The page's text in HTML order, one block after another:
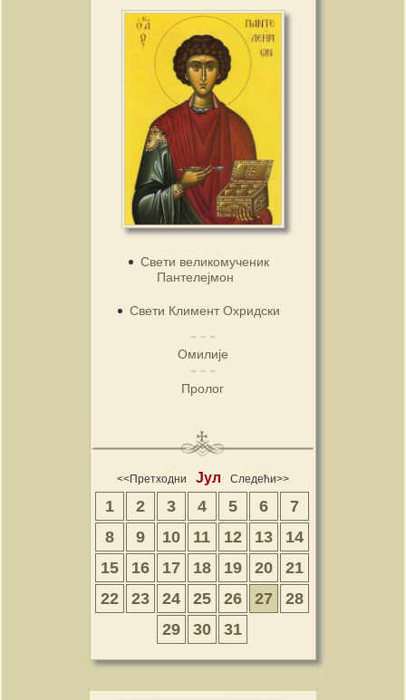
Свети великомученик
Пантелејмон
Свети Климент Охридски
Омилије
Пролог
<<Претходни Јул Следећи>>
1 2 3 4 5 6
7
8
9 10 11 12 13
14
15
16 17 18 19 20
21
22
23 24 25 26 27
28
29
30 31